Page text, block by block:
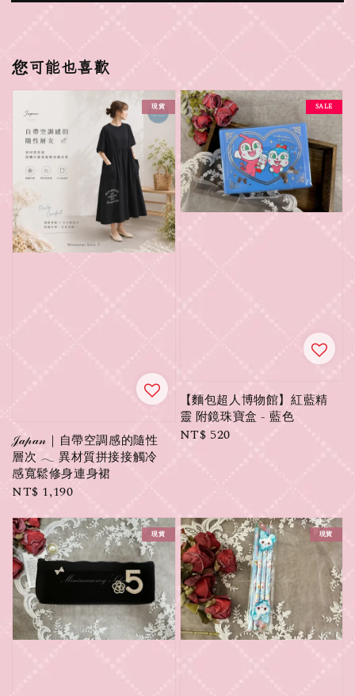
您可能也喜歡
現貨
𝒥𝒶𝓅𝒶𝓃｜自帶空調感的隨性
層次 𓂃 異材質拼接接觸冷
感寬鬆修身連身裙
Regular
NT$ 1,190
SALE
【麵包超人博物館】紅藍精
靈 附鏡珠寶盒 - 藍色
Regular
NT$ 520
現貨 現貨